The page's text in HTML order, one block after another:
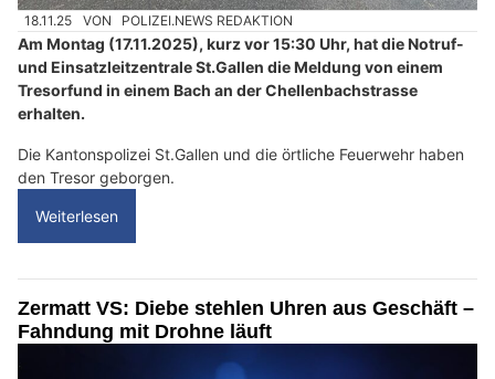
18.11.25 VON POLIZEI.NEWS REDAKTION
Am Montag (17.11.2025), kurz vor 15:30 Uhr, hat die Notruf-
und Einsatzleitzentrale St.Gallen die Meldung von einem
Tresorfund in einem Bach an der Chellenbachstrasse
erhalten.
Die Kantonspolizei St.Gallen und die örtliche Feuerwehr haben
den Tresor geborgen.
Weiterlesen
Zermatt VS: Diebe stehlen Uhren aus Geschäft –
Fahndung mit Drohne läuft